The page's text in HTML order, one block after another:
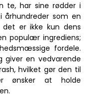
te, har sine rødder i
som en
er ikke kun dens
populær ingrediens;
fordele.
en vedvarende
hvilket gør den til
ønsker at holde